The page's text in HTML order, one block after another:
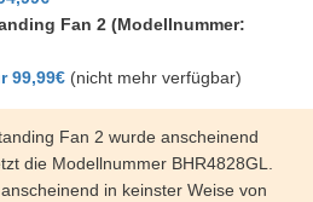
Fan 2 (Modellnummer:
99,99€ (nicht mehr verfügbar)
Fan 2 wurde anscheinend
die Modellnummer BHR4828GL.
in keinster Weise von